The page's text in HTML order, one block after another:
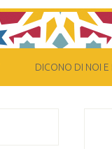
DICONO DI NOI E